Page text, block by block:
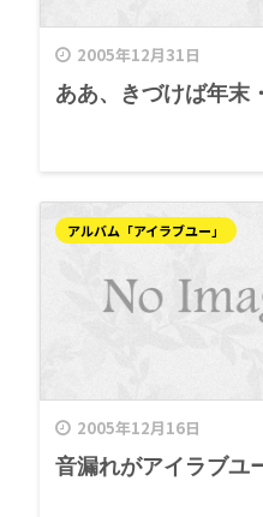
2005年12月31日
ああ、きづけば年末
2005年12月16日
アルバム「アイラブユー」
音漏れがアイラブユ